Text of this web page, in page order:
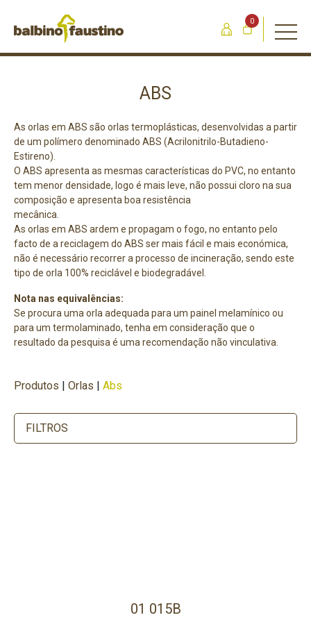
0
ABS
As orlas em ABS são orlas termoplásticas, desenvolvidas a partir
de um polímero denominado ABS (Acrilonitrilo-Butadieno-
Estireno).
O ABS apresenta as mesmas características do PVC, no entanto
tem menor densidade, logo é mais leve, não possui cloro na sua
composição e apresenta boa resistência
mecânica.
As orlas em ABS ardem e propagam o fogo, no entanto pelo
facto de a reciclagem do ABS ser mais fácil e mais económica,
não é necessário recorrer a processo de incineração, sendo este
tipo de orla 100% reciclável e biodegradável.
Nota nas equivalências:
Se procura uma orla adequada para um painel melamínico ou
para um termolaminado, tenha em consideração que o
resultado da pesquisa é uma recomendação não vinculativa.
Produtos | Orlas | Abs
FILTROS
01 015B